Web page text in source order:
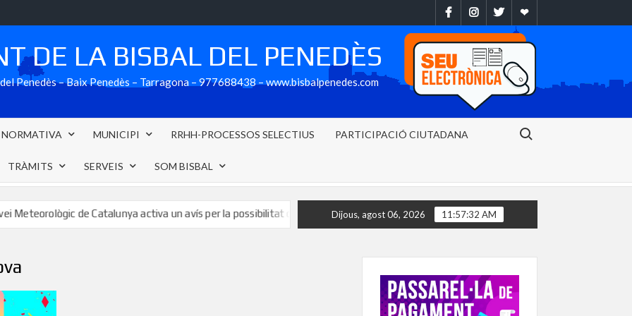
FacebookInstragram
TwitterEbando
DE LA BISBAL DEL PENEDÈS
Penedès – Baix Penedès – Tarragona – 977688438 – www.bisbalpenedes.com
NORMATIVA MUNICIPI RRHH-PROCESSOS SELECTIUS PARTICIPACIÓ CIUTADANA
TRÀMITS SERVEIS SOM BISBAL
Search for:
de Catalunya activa un avís per la possibilitat que se superin els 20 litres de precipitació per metre quadrat en 30 minuts al
Dijous, agost 06, 2026 11:57:33 AM